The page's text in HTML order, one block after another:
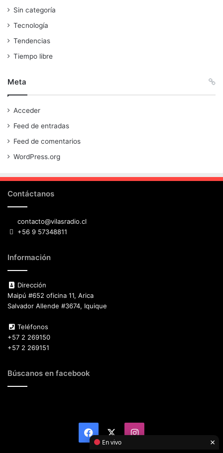
Sin categoría
Tecnología
Tendencias
Tiempo libre
Meta
Acceder
Feed de entradas
Feed de comentarios
WordPress.org
Contáctanos
contacto@vilasradio.cl
+56 9 57348811
Información
Dirección
Maipú #652 oficina 11, Arica
Salvador Allende #3674, Iquique
Teléfonos
+57 2 269150
+57 2 269151
Búscanos en facebook
Facebook Instagram
En vivo ×